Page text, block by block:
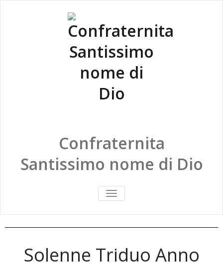
Confraternita
Santissimo nome di Dio
ATTIVA/DISATTIVA
MENU
Solenne Triduo Anno